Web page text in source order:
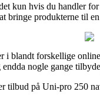
kun hvis du handler
bringe produkterne til
forskellige
nogle gange
på Uni-pro 250